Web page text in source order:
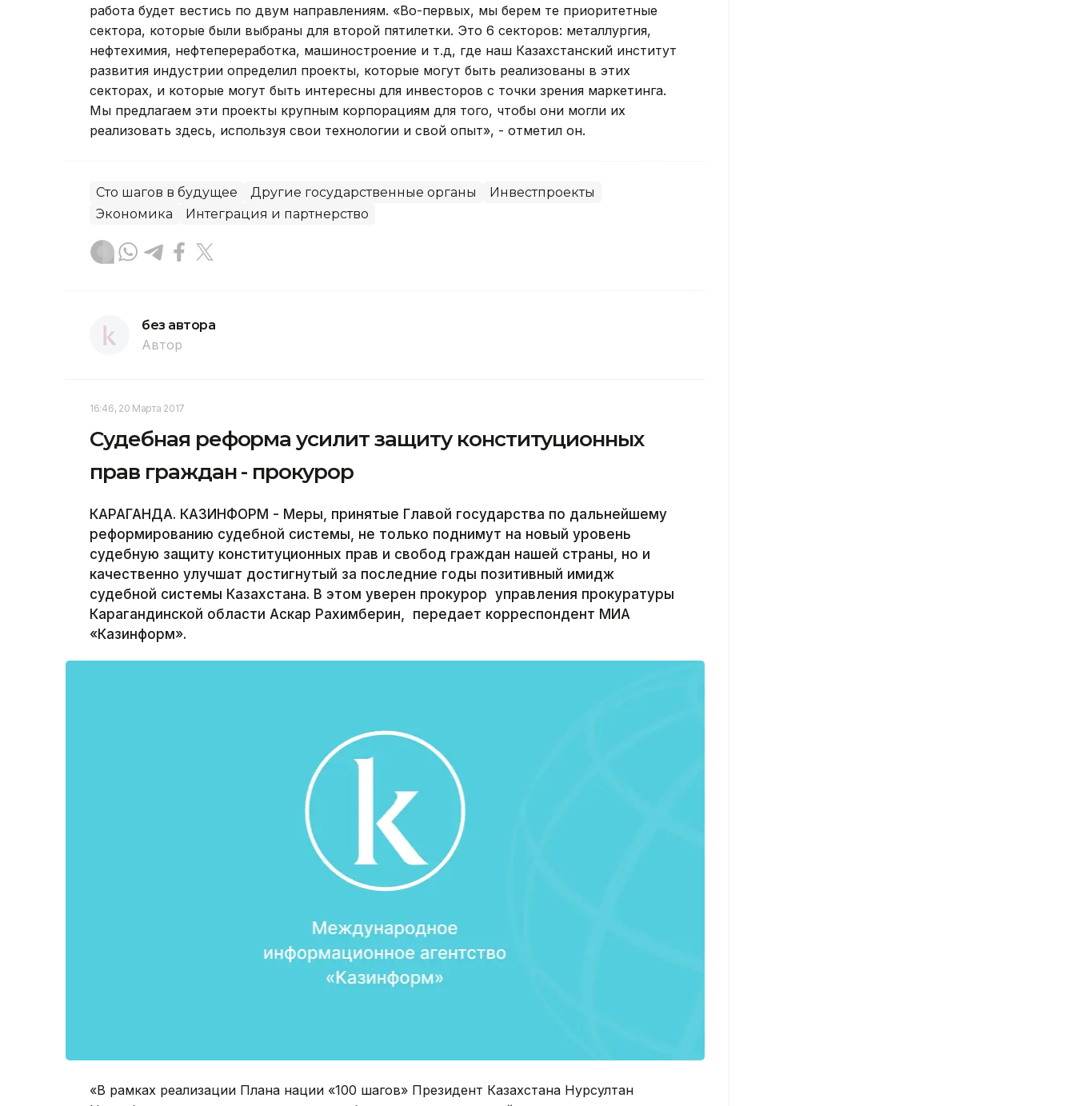
работа будет вестись по двум направлениям. «Во-первых, мы берем те приоритетные
сектора, которые были выбраны для второй пятилетки. Это 6 секторов: металлургия,
нефтехимия, нефтепереработка, машиностроение и т.д, где наш Казахстанский институт
развития индустрии определил проекты, которые могут быть реализованы в этих
секторах, и которые могут быть интересны для инвесторов с точки зрения маркетинга.
Мы предлагаем эти проекты крупным корпорациям для того, чтобы они могли их
реализовать здесь, используя свои технологии и свой опыт», - отметил он.
Сто шагов в будущее Другие государственные органы
Инвестпроекты
Экономика
Интеграция и партнерство
без автора
Автор
16:46, 20 Марта 2017
Судебная реформа усилит защиту конституционных
прав граждан - прокурор
КАРАГАНДА. КАЗИНФОРМ - Меры, принятые Главой государства по дальнейшему
реформированию судебной системы, не только поднимут на новый уровень
судебную защиту конституционных прав и свобод граждан нашей страны, но и
качественно улучшат достигнутый за последние годы позитивный имидж
судебной системы Казахстана. В этом уверен прокурор управления прокуратуры
Карагандинской области Аскар Рахимберин, передает корреспондент МИА
«Казинформ».
«В рамках реализации Плана нации «100 шагов» Президент Казахстана Нурсултан